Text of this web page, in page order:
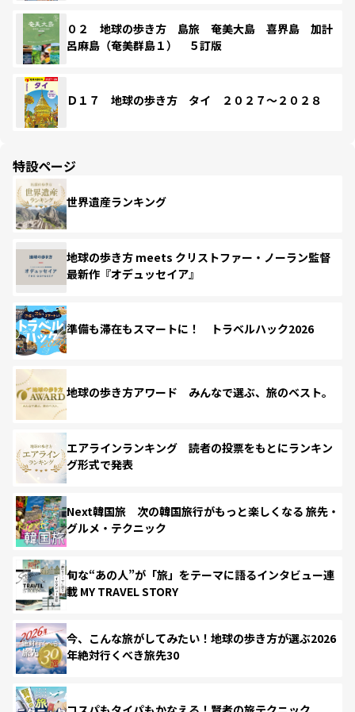
０２ 地球の歩き方 島旅 奄美大島 喜界島 加計
呂麻島（奄美群島１） ５訂版
Ｄ１７ 地球の歩き方 タイ ２０２７～２０２８
特設ページ
世界遺産ランキング
地球の歩き方 meets クリストファー・ノーラン監督
最新作『オデュッセイア』
準備も滞在もスマートに！ トラベルハック2026
地球の歩き方アワード みんなで選ぶ、旅のベスト。
エアラインランキング 読者の投票をもとにランキン
グ形式で発表
Next韓国旅 次の韓国旅行がもっと楽しくなる 旅先・
グルメ・テクニック
旬な“あの人”が「旅」をテーマに語るインタビュー連
載 MY TRAVEL STORY
今、こんな旅がしてみたい！地球の歩き方が選ぶ2026
年絶対行くべき旅先30